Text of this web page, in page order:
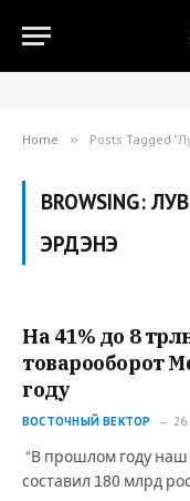
Home » Posts Tagged
BROWSING:
ЭРДЭНЭ
На 41% до 8
товарооборот
году
ВОСТОЧНЫЙ ВЕКТОР
“В прошлом году наш
составил 180 млрд